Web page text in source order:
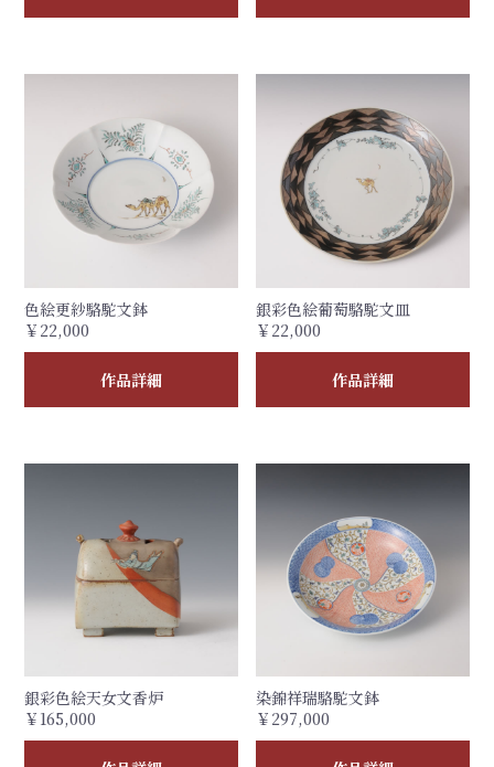
色絵更紗駱駝文鉢
￥22,000
作品詳細
銀彩色絵葡萄駱駝文皿
￥22,000
作品詳細
銀彩色絵天女文香炉
￥165,000
染錦祥瑞駱駝文鉢
￥297,000